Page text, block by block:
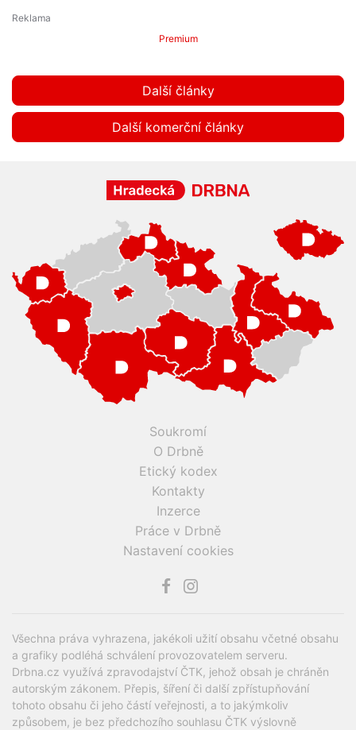
Premium
Další články
Další komerční články
Soukromí
O Drbně
Etický kodex
Kontakty
Inzerce
Práce v Drbně
Nastavení cookies
Všechna práva vyhrazena, jakékoli užití obsahu včetné obsahu
a grafiky podléhá schválení provozovatelem serveru.
Drbna.cz využívá zpravodajství ČTK, jehož obsah je chráněn
autorským zákonem. Přepis, šíření či další zpřístupňování
tohoto obsahu či jeho částí veřejnosti, a to jakýmkoliv
způsobem, je bez předchozího souhlasu ČTK výslovně